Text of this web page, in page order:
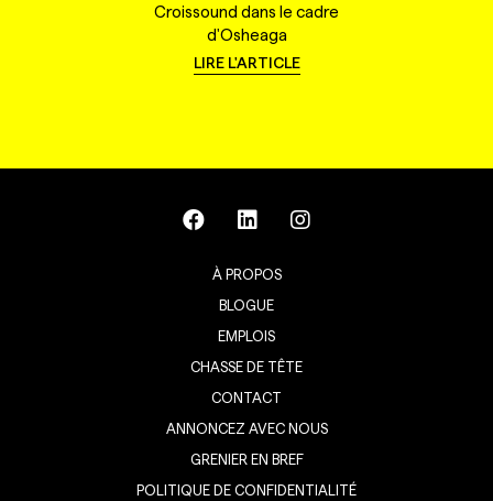
Croissound dans le cadre
d'Osheaga
LIRE L'ARTICLE
À PROPOS
BLOGUE
EMPLOIS
CHASSE DE TÊTE
CONTACT
ANNONCEZ AVEC NOUS
GRENIER EN BREF
POLITIQUE DE CONFIDENTIALITÉ